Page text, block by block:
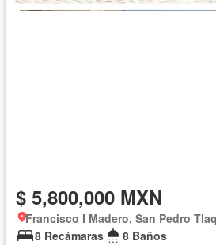
$ 5,800,000 MXN
Francisco I Madero, San Pedro
8 Recámaras
8 Baños